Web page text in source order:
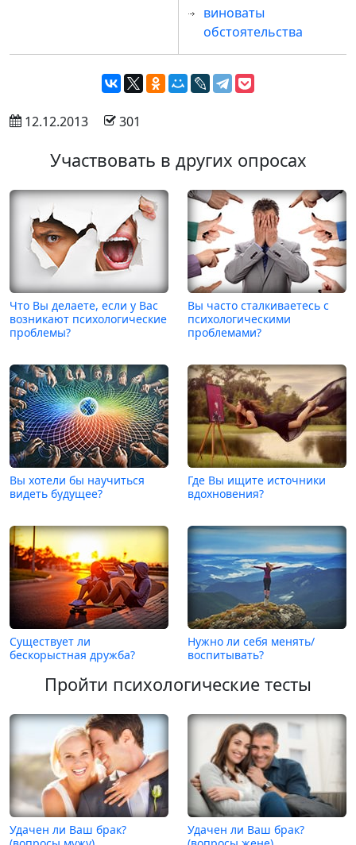
виноваты
обстоятельства
12.12.2013 301
Участвовать в других опросах
Что Вы делаете, если у Вас
возникают психологические
проблемы?
Вы часто сталкиваетесь с
психологическими
проблемами?
Вы хотели бы научиться
видеть будущее?
Где Вы ищите источники
вдохновения?
Существует ли
бескорыстная дружба?
Нужно ли себя менять/
воспитывать?
Пройти психологические тесты
Удачен ли Ваш брак?
Удачен ли Ваш брак?